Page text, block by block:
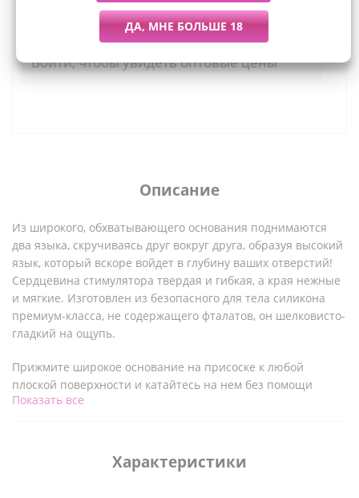
Более 7 дней назад
11 штук
Мы работаем с организациями и ИП.
Войти, чтобы увидеть оптовые цены
Описание
Из широкого, обхватывающего основания поднимаются
два языка, скручиваясь друг вокруг друга, образуя высокий
язык, который вскоре войдет в глубину ваших отверстий!
Сердцевина стимулятора твердая и гибкая, а края нежные
и мягкие. Изготовлен из безопасного для тела силикона
премиум-класса, не содержащего фталатов, он шелковисто-
гладкий на ощупь.
Прижмите широкое основание на присоске к любой
плоской поверхности и катайтесь на нем без помощи
рук! Используйте много смазки на водной основе и
После окончания игры вымойте фаллоимитатор теплой
Показать все
Характеристики